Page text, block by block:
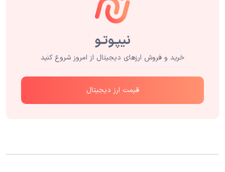
خرید و فروش ارزهای دیجیتال از امروز شروع کنید
قیمت ارز دیجیتال